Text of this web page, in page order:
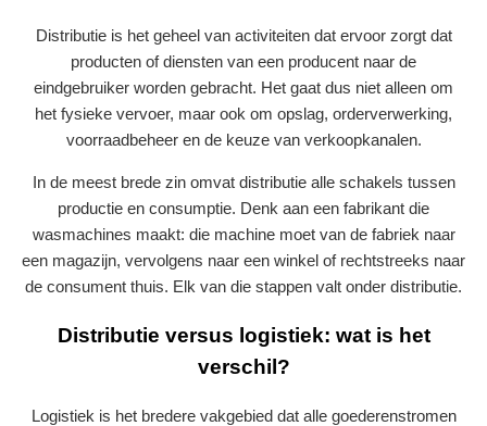
Distributie is het geheel van activiteiten dat ervoor zorgt dat
producten of diensten van een producent naar de
eindgebruiker worden gebracht. Het gaat dus niet alleen om
het fysieke vervoer, maar ook om opslag, order­verwerking,
voorraadbeheer en de keuze van verkoopkanalen.
In de meest brede zin omvat distributie alle schakels tussen
productie en consumptie. Denk aan een fabrikant die
wasmachines maakt: die machine moet van de fabriek naar
een magazijn, vervolgens naar een winkel of rechtstreeks naar
de consument thuis. Elk van die stappen valt onder distributie.
Distributie versus logistiek: wat is het
verschil?
Logistiek is het bredere vakgebied dat alle goederenstromen